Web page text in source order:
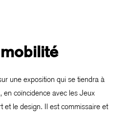
une exposition qui se tiendra à
en coïncidence avec les Jeux
et le design. Il est commissaire et